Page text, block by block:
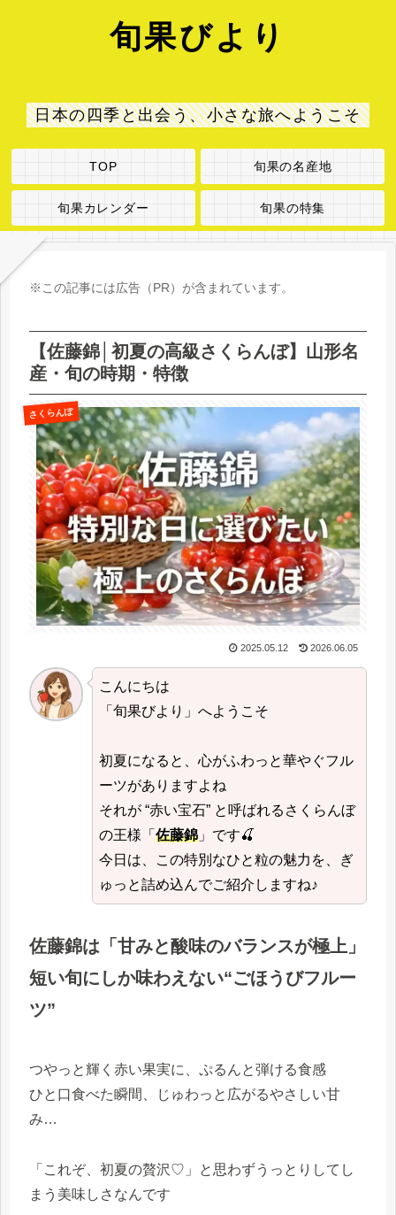
旬果びより
日本の四季と出会う、小さな旅へようこそ
TOP 旬果の名産地
旬果カレンダー 旬果の特集
※この記事には広告（PR）が含まれています。
【佐藤錦│初夏の高級さくらんぼ】山形名
産・旬の時期・特徴
さくらんぼ
2025.05.12 2026.06.05
こんにちは
「旬果びより」へようこそ
初夏になると、心がふわっと華やぐフル
ーツがありますよね
それが “赤い宝石” と呼ばれるさくらんぼ
の王様「佐藤錦 」です🍒
今日は、この特別なひと粒の魅力を、ぎ
ゅっと詰め込んでご紹介しますね♪
佐藤錦は「甘みと酸味のバランスが極上」
短い旬にしか味わえない“ごほうびフルー
ツ”
つやっと輝く赤い果実に、ぷるんと弾ける食感
ひと口食べた瞬間、じゅわっと広がるやさしい甘
み…
「これぞ、初夏の贅沢♡」と思わずうっとりしてし
まう美味しさなんです